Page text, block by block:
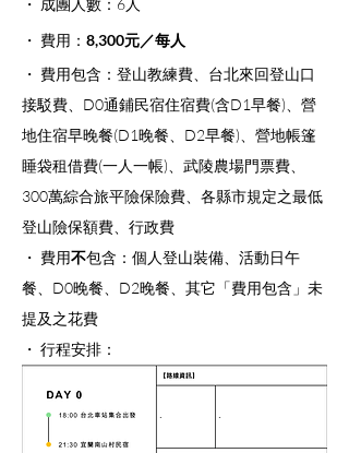
・ 成團人數：6人
・ 費用： 8,300元／每人
・ 費用包含：登山教練費、台北來回登山口
接駁費、D0通鋪民宿住宿費(含D1早餐)、營
地住宿早晚餐(D1晚餐、D2早餐)、營地帳篷
睡袋租借費(一人一帳)、武陵農場門票費、
300萬綜合旅平險保險費、各縣市規定之最低
登山險保額費、行政費
・ 費用不包含：個人登山裝備、活動日午
餐、D0晚餐、D2晚餐、其它「費用包含」未
提及之花費
・ 行程安排：